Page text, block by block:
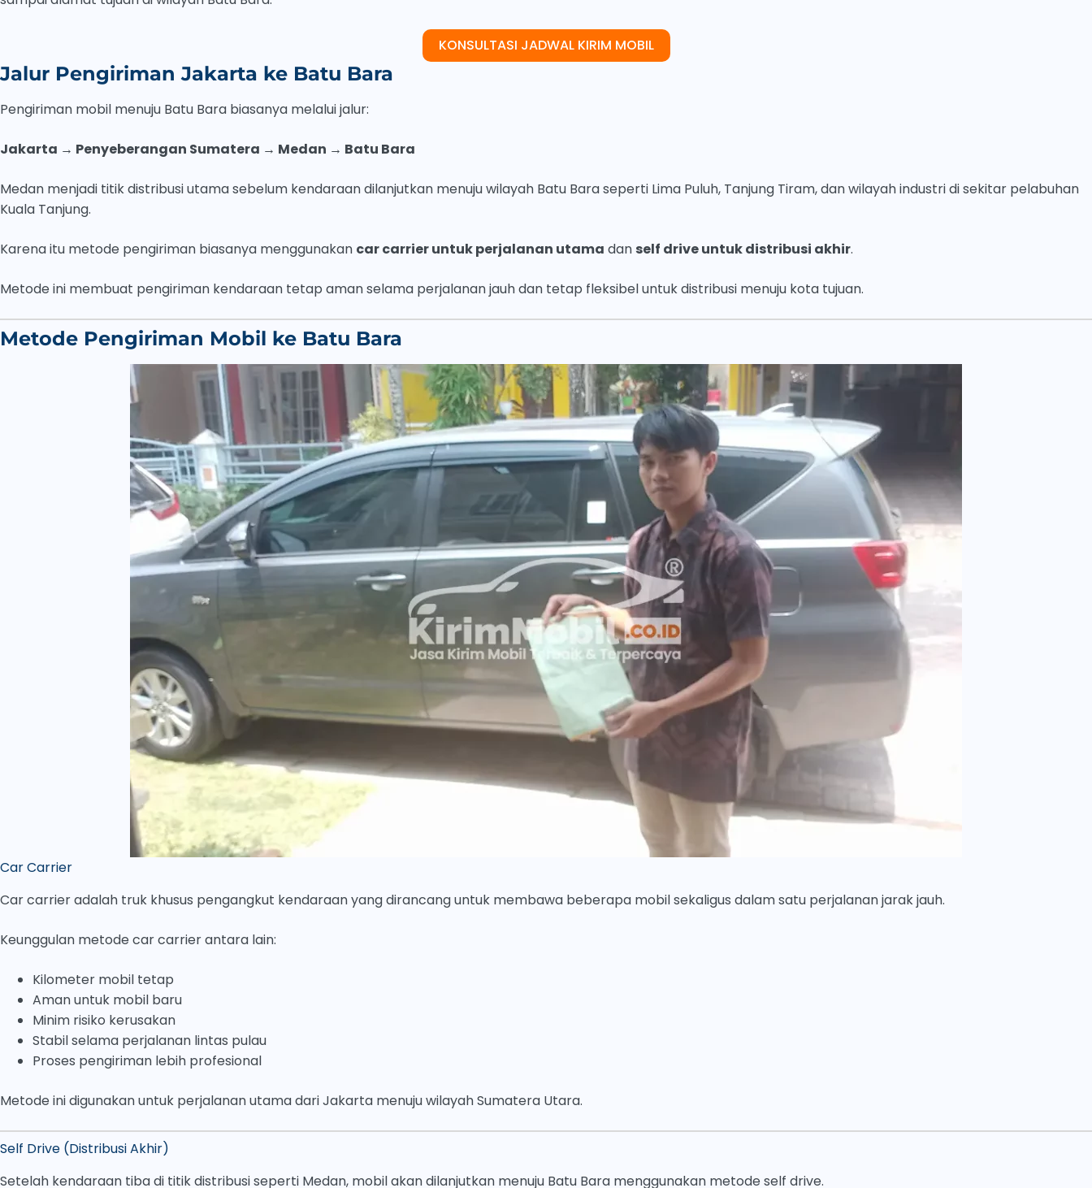
KONSULTASI JADWAL KIRIM MOBIL
Jalur Pengiriman Jakarta ke Batu Bara
Pengiriman mobil menuju Batu Bara biasanya melalui jalur:
Jakarta → Penyeberangan Sumatera → Medan → Batu Bara
Medan menjadi titik distribusi utama sebelum kendaraan dilanjutkan menuju wilayah Batu Bara seperti Lima Puluh, Tanjung Tiram, dan wilayah industri di sekitar pelabuhan
Kuala Tanjung.
Karena itu metode pengiriman biasanya menggunakan car carrier untuk perjalanan utama dan self drive untuk distribusi akhir.
Metode ini membuat pengiriman kendaraan tetap aman selama perjalanan jauh dan tetap fleksibel untuk distribusi menuju kota tujuan.
Metode Pengiriman Mobil ke Batu Bara
Car Carrier
Car carrier adalah truk khusus pengangkut kendaraan yang dirancang untuk membawa beberapa mobil sekaligus dalam satu perjalanan jarak jauh.
Keunggulan metode car carrier antara lain:
Kilometer mobil tetap
Aman untuk mobil baru
Minim risiko kerusakan
Stabil selama perjalanan lintas pulau
Proses pengiriman lebih profesional
Metode ini digunakan untuk perjalanan utama dari Jakarta menuju wilayah Sumatera Utara.
Self Drive (Distribusi Akhir)
Setelah kendaraan tiba di titik distribusi seperti Medan, mobil akan dilanjutkan menuju Batu Bara menggunakan metode self drive.